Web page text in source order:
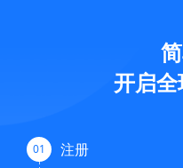
开启
01 注册